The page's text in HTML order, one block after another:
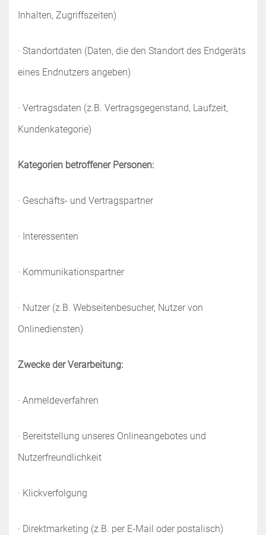
Inhalten, Zugriffszeiten)
· Standortdaten (Daten, die den Standort des Endgeräts
eines Endnutzers angeben)
· Vertragsdaten (z.B. Vertragsgegenstand, Laufzeit,
Kundenkategorie)
Kategorien betroffener Personen:
· Geschäfts- und Vertragspartner
· Interessenten
· Kommunikationspartner
· Nutzer (z.B. Webseitenbesucher, Nutzer von
Onlinediensten)
Zwecke der Verarbeitung:
· Anmeldeverfahren
· Bereitstellung unseres Onlineangebotes und
Nutzerfreundlichkeit
· Klickverfolgung
· Direktmarketing (z.B. per E-Mail oder postalisch)